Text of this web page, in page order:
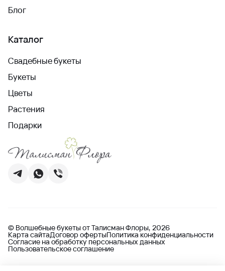
Блог
Каталог
Свадебные букеты
Букеты
Цветы
Растения
Подарки
© Волшебные букеты от Талисман Флоры, 2026
Карта сайтаДоговор офертыПолитика конфиденциальности
Согласие на обработку персональных данных
Пользовательское соглашение